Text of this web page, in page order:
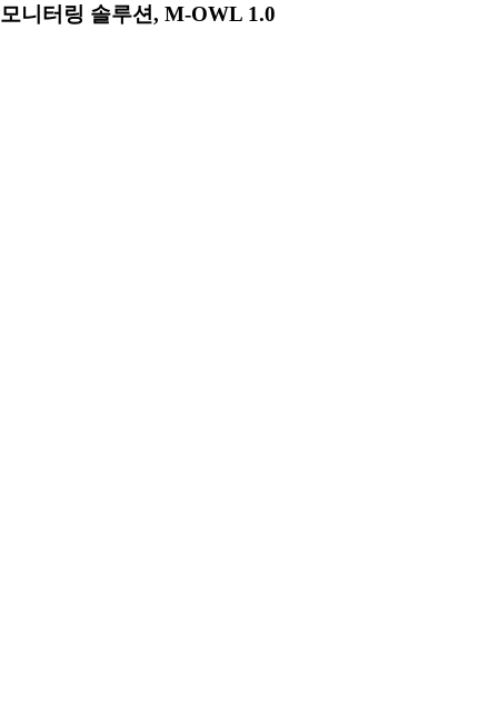
모니터링 솔루션, M-OWL 1.0